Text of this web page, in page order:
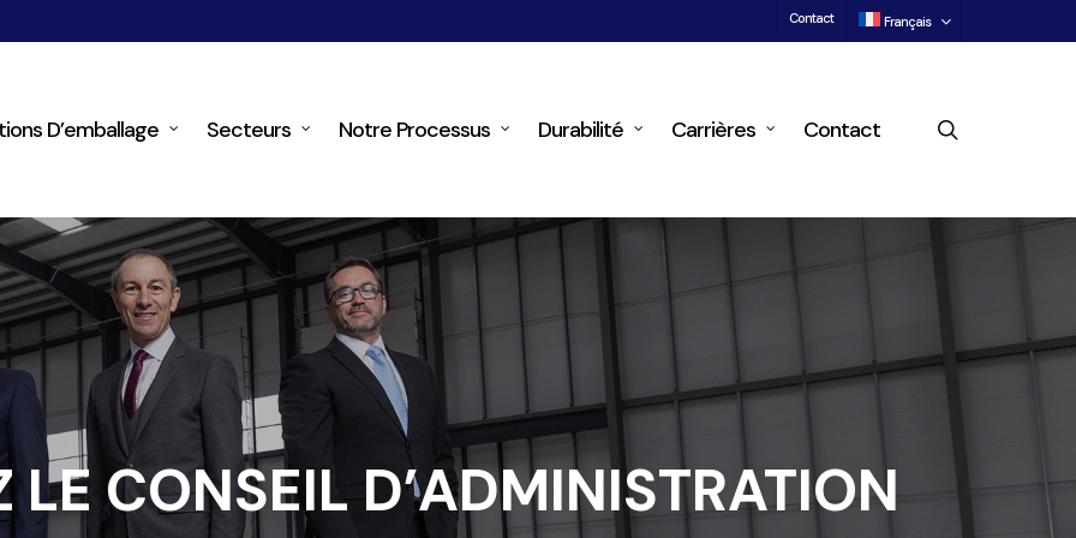
Contact Français
D’emballage Secteurs Notre Processus Durabilité Carrières Contact
LE CONSEIL D’ADMINISTRATION